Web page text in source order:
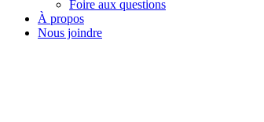
Foire aux questions
À propos
Nous joindre